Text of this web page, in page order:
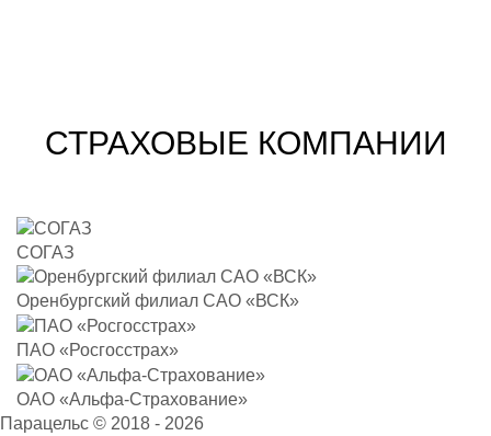
СТРАХОВЫЕ КОМПАНИИ
СОГАЗ
Оренбургский филиал САО «ВСК»
ПАО «Росгосстрах»
ОАО «Альфа-Страхование»
Парацельс © 2018 - 2026